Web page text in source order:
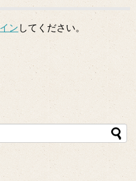
ン してください。